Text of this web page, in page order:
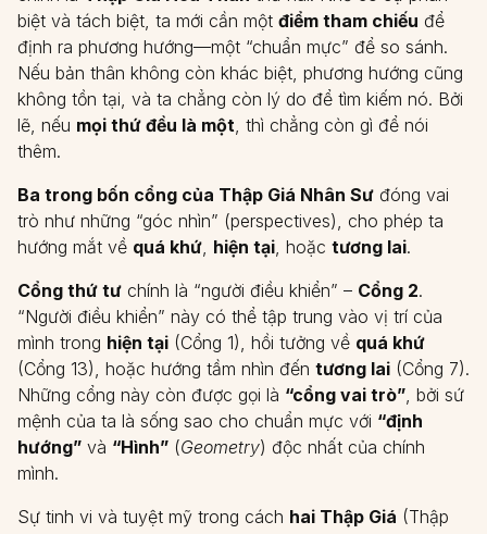
biệt và tách biệt, ta mới cần một điểm tham chiếu để
định ra phương hướng—một “chuẩn mực” để so sánh.
Nếu bản thân không còn khác biệt, phương hướng cũng
không tồn tại, và ta chẳng còn lý do để tìm kiếm nó. Bởi
lẽ, nếu mọi thứ đều là một , thì chẳng còn gì để nói
thêm.
Ba trong bốn cổng của Thập Giá Nhân Sư đóng vai
trò như những “góc nhìn” (perspectives), cho phép ta
hướng mắt về quá khứ hiện tại , hoặc tương lai.
Cổng thứ tư chính là “người điều khiển” – Cổng 2.
“Người điều khiển” này có thể tập trung vào vị trí của
mình trong hiện tại (Cổng 1), hồi tưởng về quá khứ
(Cổng 13), hoặc hướng tầm nhìn đến tương lai (Cổng 7).
Những cổng này còn được gọi là “cổng vai trò” , bởi sứ
mệnh của ta là sống sao cho chuẩn mực với “định
hướng” và “Hình” (Geometry) độc nhất của chính
mình.
Sự tinh vi và tuyệt mỹ trong cách hai Thập Giá (Thập